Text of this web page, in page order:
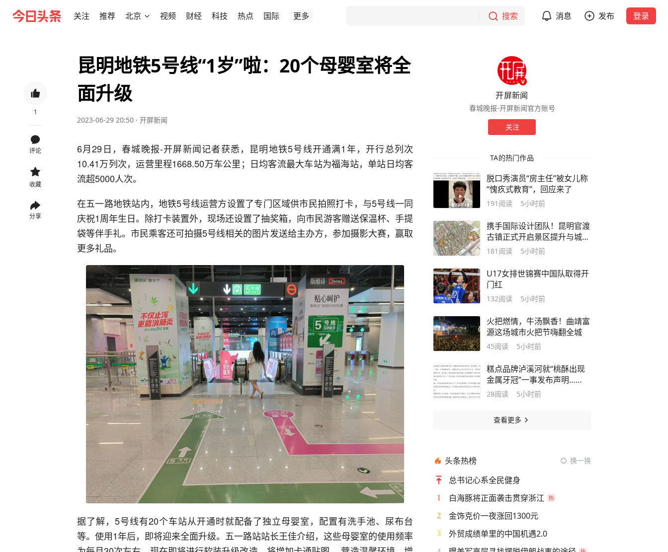
关注 推荐 北京 视频 财经 科技 热点 国际 更多 搜索 消息 发布 登录
1
评论
收藏
分享
​昆明地铁5号线“1岁”啦：20个母婴室将全
面升级
2023-06-29 20:50 · 开屏新闻
6月29日，春城晚报-开屏新闻记者获悉，昆明地铁5号线开通满1年，开行总列次
10.41万列次，运营里程1668.50万车公里；日均客流最大车站为福海站，单站日均客
流超5000人次。
在五一路地铁站内，地铁5号线运营方设置了专门区域供市民拍照打卡，与5号线一同
庆祝1周年生日。除打卡装置外，现场还设置了抽奖箱，向市民游客赠送保温杯、手提
袋等伴手礼。市民乘客还可拍摄5号线相关的图片发送给主办方，参加摄影大赛，赢取
更多礼品。
据了解，5号线有20个车站从开通时就配备了独立母婴室，配置有洗手池、尿布台
等。使用1年后，即将迎来全面升级。五一路站站长王佳介绍，这些母婴室的使用频率
开屏新闻
春城晚报-开屏新闻官方账号
关注
TA的热门作品
脱口秀演员“房主任”被女儿称
“愧疚式教育”，回应来了
191 阅读 5小时前
携手国际设计团队！昆明官渡
古镇正式开启景区提升与城市
更新2.0时代
181 阅读 5小时前
U17女排世锦赛中国队取得开
门红
132阅读 5小时前
火把燃情，牛汤飘香！曲靖富
源这场城市火把节嗨翻全城
45阅读 5小时前
糕点品牌泸溪河就“桃酥出现
金属牙冠”一事发布声明……
28阅读 5小时前
查看更多
头条热榜 换一换
总书记心系全民健身
1 白海豚将正面袭击贯穿浙江
2 金饰克价一夜涨回1300元
3 外贸成绩单里的中国机遇2.0